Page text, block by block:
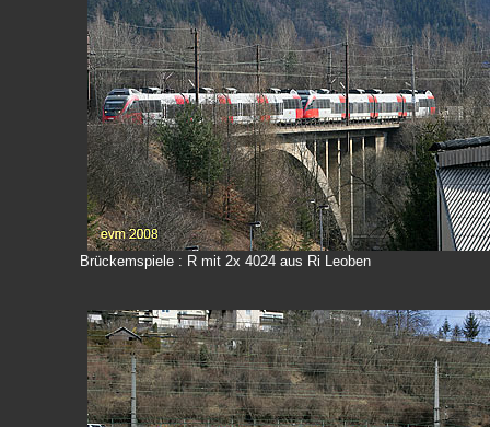
Brückemspiele : R mit 2x 4024 aus Ri Leoben